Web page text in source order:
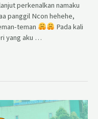
perkenalkan namaku
panggil Ncon hehehe,
teman
Pada kali
yang aku …